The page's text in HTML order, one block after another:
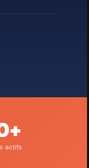
actifs